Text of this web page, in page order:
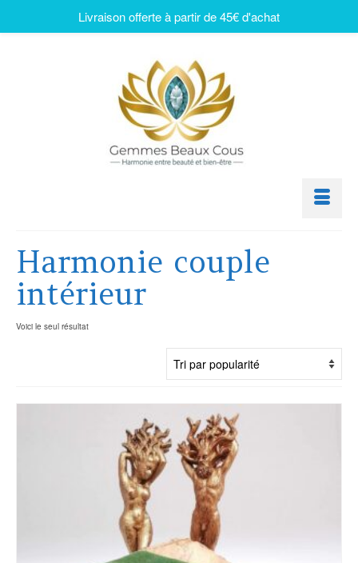
Harmonie couple
intérieur
Voici le seul résultat
Livraison offerte à partir de 45€ d'achat